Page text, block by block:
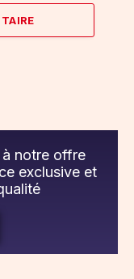
notre offre
exclusive et